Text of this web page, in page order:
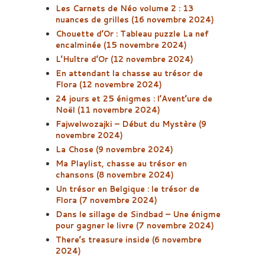
Les Carnets de Néo volume 2 : 13
nuances de grilles (16 novembre 2024)
Chouette d’Or : Tableau puzzle La nef
encalminée (15 novembre 2024)
L’Huître d’Or (12 novembre 2024)
En attendant la chasse au trésor de
Flora (12 novembre 2024)
24 jours et 25 énigmes : l’Avent’ure de
Noël (11 novembre 2024)
Fajwelwozajki – Début du Mystère (9
novembre 2024)
La Chose (9 novembre 2024)
Ma Playlist, chasse au trésor en
chansons (8 novembre 2024)
Un trésor en Belgique : le trésor de
Flora (7 novembre 2024)
Dans le sillage de Sindbad – Une énigme
pour gagner le livre (7 novembre 2024)
There’s treasure inside (6 novembre
2024)